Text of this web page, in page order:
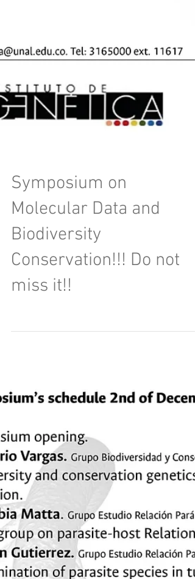
Symposium on
Molecular Data and
Biodiversity
Conservation!!! Do not